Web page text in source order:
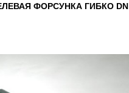
ФОРСУНКА ГИБКО DN